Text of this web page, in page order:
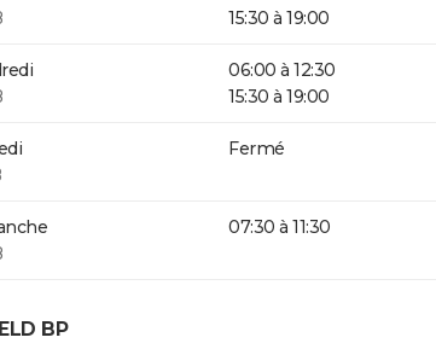
15:30 à 19:00
06:00 à 12:30
15:30 à 19:00
Fermé
07:30 à 11:30
BP